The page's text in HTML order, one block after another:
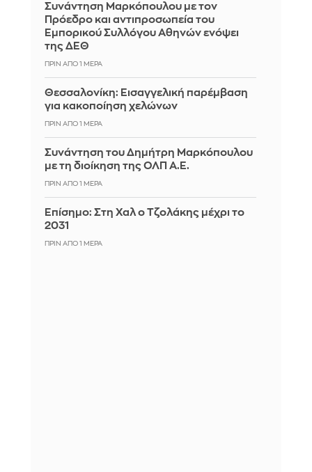
Συνάντηση Μαρκόπουλου με τον
Πρόεδρο και αντιπροσωπεία του
Εμπορικού Συλλόγου Αθηνών ενόψει
της ΔΕΘ
ΠΡΙΝ ΑΠΌ 1 ΜΈΡΑ
Θεσσαλονίκη: Εισαγγελική παρέμβαση
για κακοποίηση χελώνων
ΠΡΙΝ ΑΠΌ 1 ΜΈΡΑ
Συνάντηση του Δημήτρη Μαρκόπουλου
με τη διοίκηση της ΟΛΠ Α.Ε.
ΠΡΙΝ ΑΠΌ 1 ΜΈΡΑ
Επίσημο: Στη Χαλ ο Τζολάκης μέχρι το
2031
ΠΡΙΝ ΑΠΌ 1 ΜΈΡΑ